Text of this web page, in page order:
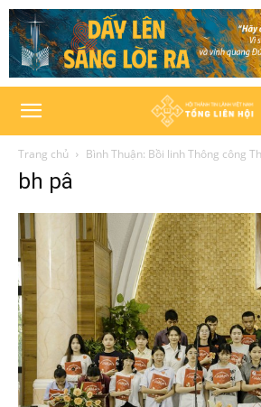
Trang chủ Bình Thuận: Bồi linh Thông công
bh pâ